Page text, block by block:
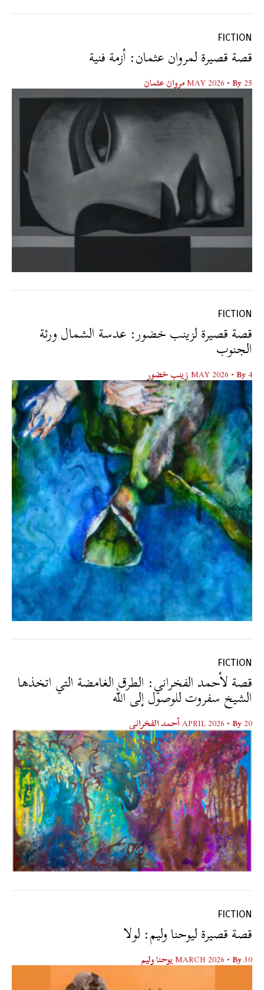
FICTION
قصة قصيرة لمروان عثمان: أزمة فنية
25 MAY 2026
• By مروان عثمان
FICTION
قصة قصيرة لزينب خضور: عدسة الشمال ورئة
الجنوب
4 MAY 2026
• By زينب خضور
FICTION
قصة لأحمد الفخراني: الطرق الغامضة التي اتخذها
الشيخ سفروت للوصول إلى الله
20 APRIL 2026
• By أحمد الفخراني
FICTION
قصة قصيرة ليوحنا وليم: لولا
30 MARCH 2026
• By يوحنا وليم